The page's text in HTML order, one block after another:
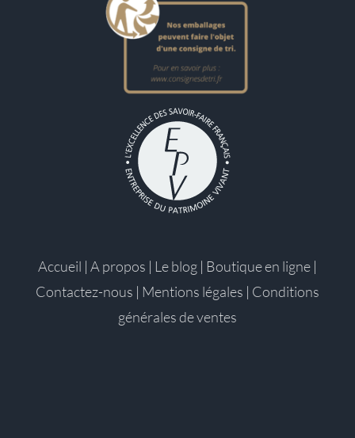
Accueil | A propos | Le blog | Boutique en ligne |
Contactez-nous | Mentions légales | Conditions
générales de ventes